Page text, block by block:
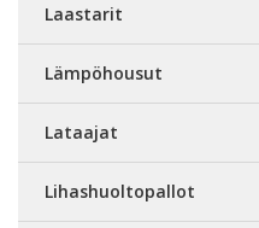
Laastarit
Lämpöhousut
Lataajat
Lihashuoltopallot